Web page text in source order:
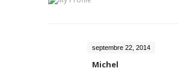
septembre 22, 2014
Michel